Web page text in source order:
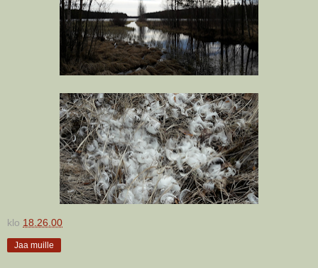
klo 18.26.00
Jaa muille